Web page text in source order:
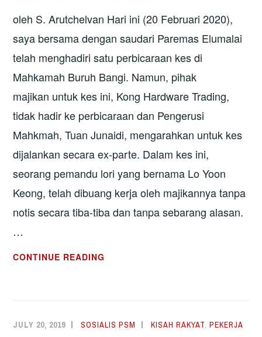
oleh S. Arutchelvan Hari ini (20 Februari 2020),
saya bersama dengan saudari Paremas Elumalai
telah menghadiri satu perbicaraan kes di
Mahkamah Buruh Bangi. Namun, pihak
majikan untuk kes ini, Kong Hardware Trading,
tidak hadir ke perbicaraan dan Pengerusi
Mahkmah, Tuan Junaidi, mengarahkan untuk kes
dijalankan secara ex-parte. Dalam kes ini,
seorang pemandu lori yang bernama Lo Yoon
Keong, telah dibuang kerja oleh majikannya tanpa
notis secara tiba-tiba dan tanpa sebarang alasan.
…
CONTINUE READING
JULY 20, 2019 SOSIALIS PSM KISAH RAKYAT,PEKERJA